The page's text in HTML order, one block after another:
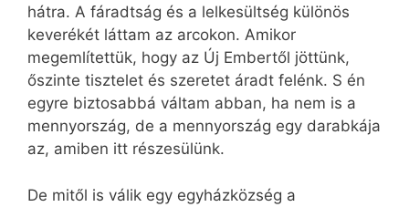
hátra. A fáradtság és a lelkesültség különös
keverékét láttam az arcokon. Amikor
megemlítettük, hogy az Új Embertől jöttünk,
őszinte tisztelet és szeretet áradt felénk. S én
egyre biztosabbá váltam abban, ha nem is a
mennyország, de a mennyország egy darabkája
az, amiben itt részesülünk.
De mitől is válik egy egyházközség a